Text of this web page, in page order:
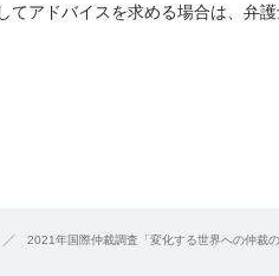
てアドバイスを求める場合は、弁護
2021年国際仲裁調査「変化する世界への仲裁